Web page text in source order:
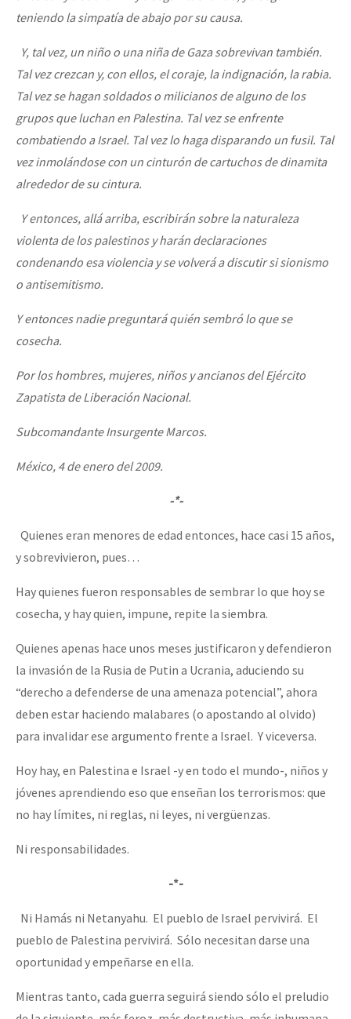
teniendo la simpatía de abajo por su causa.
Y, tal vez, un niño o una niña de Gaza sobrevivan también.
Tal vez crezcan y, con ellos, el coraje, la indignación, la rabia.
Tal vez se hagan soldados o milicianos de alguno de los
grupos que luchan en Palestina. Tal vez se enfrente
combatiendo a Israel. Tal vez lo haga disparando un fusil. Tal
vez inmolándose con un cinturón de cartuchos de dinamita
alrededor de su cintura.
Y entonces, allá arriba, escribirán sobre la naturaleza
violenta de los palestinos y harán declaraciones
condenando esa violencia y se volverá a discutir si sionismo
o antisemitismo.
Y entonces nadie preguntará quién sembró lo que se
cosecha.
Por los hombres, mujeres, niños y ancianos del Ejército
Zapatista de Liberación Nacional.
Subcomandante Insurgente Marcos.
México, 4 de enero del 2009.
-*-
Quienes eran menores de edad entonces, hace casi 15 años,
y sobrevivieron, pues…
Hay quienes fueron responsables de sembrar lo que hoy se
cosecha, y hay quien, impune, repite la siembra.
Quienes apenas hace unos meses justificaron y defendieron
la invasión de la Rusia de Putin a Ucrania, aduciendo su
“derecho a defenderse de una amenaza potencial”, ahora
deben estar haciendo malabares (o apostando al olvido)
para invalidar ese argumento frente a Israel. Y viceversa.
Hoy hay, en Palestina e Israel -y en todo el mundo-, niños y
jóvenes aprendiendo eso que enseñan los terrorismos: que
no hay límites, ni reglas, ni leyes, ni vergüenzas.
Ni responsabilidades.
-*-
Ni Hamás ni Netanyahu. El pueblo de Israel pervivirá. El
pueblo de Palestina pervivirá. Sólo necesitan darse una
oportunidad y empeñarse en ella.
Mientras tanto, cada guerra seguirá siendo sólo el preludio